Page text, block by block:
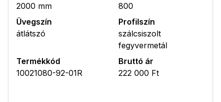
2000 mm
800
Üvegszín
átlátszó
Profilszín
szálcsiszolt
fegyvermetál
Termékkód
10021080-92-01R
Bruttó ár
222 000 Ft